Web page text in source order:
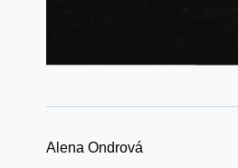
Alena Ondrová